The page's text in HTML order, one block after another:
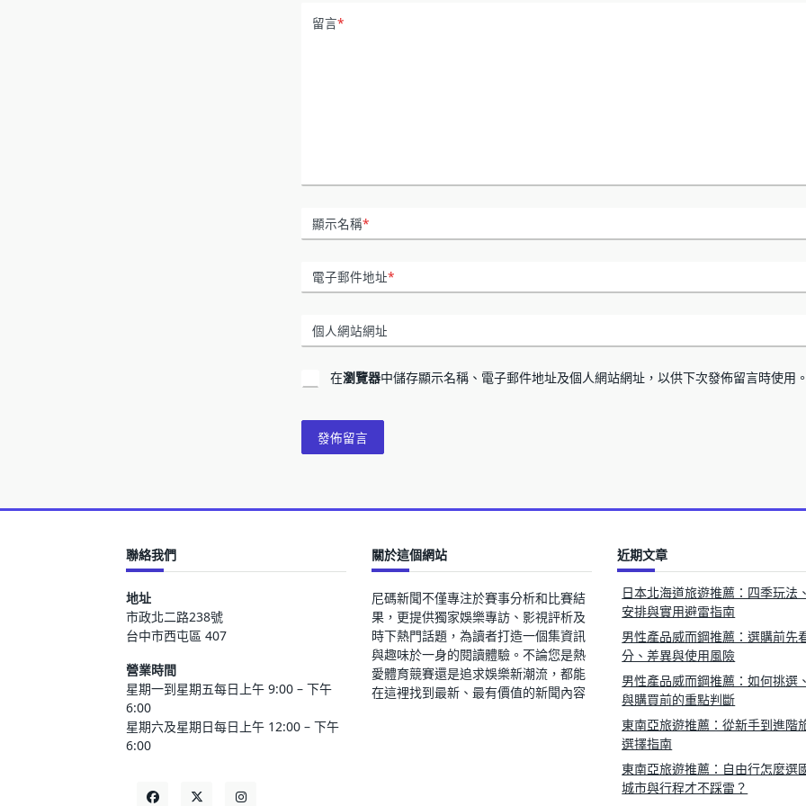
留言*
顯示名稱*
電子郵件地址*
個人網站網址
在瀏覽器中儲存顯示名稱、電子郵件地址及個人網站網址，以供下次發佈留言時使用
聯絡我們
地址
市政北二路238號
台中市西屯區 407
營業時間
星期一到星期五每日上午 9:00 – 下午
6:00
星期六及星期日每日上午 12:00 – 下午
6:00
關於這個網站
尼碼新聞不僅專注於賽事分析和比賽結
果，更提供獨家娛樂專訪、影視評析及
時下熱門話題，為讀者打造一個集資訊
與趣味於一身的閱讀體驗。不論您是熱
愛體育競賽還是追求娛樂新潮流，都能
在這裡找到最新、最有價值的新聞內容
近期文章
日本北海道旅遊推薦：四季玩法
安排與實用避雷指南
男性產品威而鋼推薦：選購前先
分、差異與使用風險
男性產品威而鋼推薦：如何挑選
與購買前的重點判斷
東南亞旅遊推薦：從新手到進階
選擇指南
東南亞旅遊推薦：自由行怎麼選
城市與行程才不踩雷？